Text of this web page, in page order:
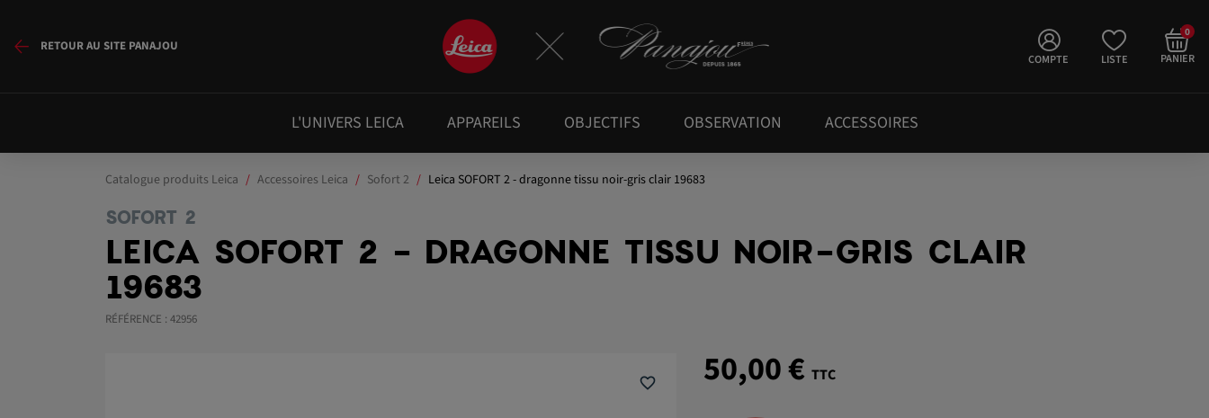
RETOUR AU SITE PANAJOU
LISTE
COMPTE PANIER
0
L'UNIVERS LEICA APPAREILS OBJECTIFS OBSERVATION ACCESSOIRES
Catalogue produits Leica Accessoires Leica Sofort 2 Leica SOFORT 2 - dragonne tissu noir-gris clair 19683
SOFORT 2
LEICA SOFORT 2 - DRAGONNE TISSU NOIR-GRIS CLAIR
19683
RÉFÉRENCE : 42956
favorite_border 50,00 € TTC